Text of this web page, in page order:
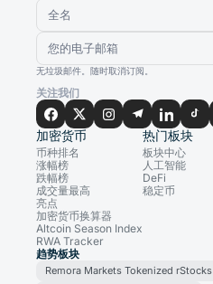
无垃圾邮件。随时取消订阅。
关注我们
加密货币
币种排名
涨幅榜
跌幅榜
成交量最高
亮点
加密货币换算器
Altcoin Season Index
RWA Tracker
热门板块
板块中心
人工智能
DeFi
稳定币
趋势板块
Remora Markets Tokenized rStocks